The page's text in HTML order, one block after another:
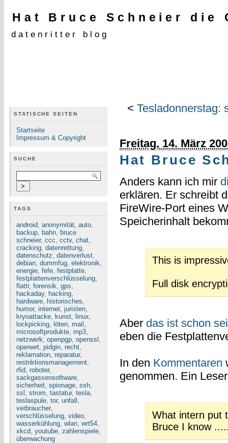
Hat Bruce Schneier die
datenritter blog
STATISCHE SEITEN
Startseite
Impressum & Copyright
SUCHE
TAGS
android, anonymität, auto,
backup, bahn, bruce
schneier, ccc, cctv, chat,
cracking, datenrettung,
datenschutz, datenverlust,
debian, dummfug, elektronik,
energie, fefe, festplatte,
festplattenverschlüsselung,
flattr, forensik, gps,
hackaday, hacking,
hardware, historisches,
humor, internet, juristen,
kryoattacke, kunst, linux,
lockpicking, löten, mail ,
microsoftprodukte, mp3,
netzwerk, openpgp, openssl ,
openwrt, pidgin, recht,
reklamation, reparatur,
restriktionsmanagement,
rfid, roboter,
sackgassensoftware,
sicherheit, spionage, ssh,
ssl , strom, tastatur, tesla,
teslaspule, tor, unfall ,
verbraucher,
verschlüsselung, video,
wasserkühlung, wlan, wrt54,
xkcd, youtube, zahlenspiele,
überwachung
< Tesladonnerstag:
Freitag, 14. März
Hat Bruce
Anders kann ich mir
erklären. Er schreibt
FireWire-Port eines
Speicherinhalt
This is
Full disk
Aber das ist schon
eben die
In den Kommentaren
genommen. Ein
What intern put
Bruce I know